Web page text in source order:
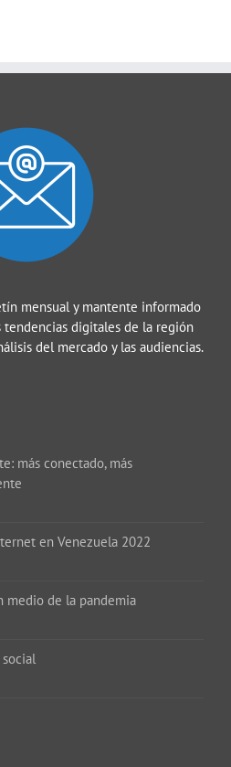
mensual y mantente informado
tendencias digitales de la región
del mercado y las audiencias.
más conectado, más
en Venezuela 2022
medio de la pandemia